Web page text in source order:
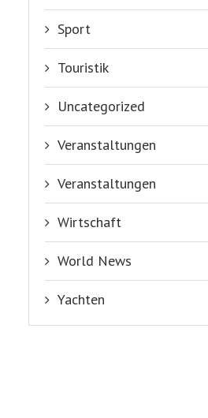
Sport
Touristik
Uncategorized
Veranstaltungen
Veranstaltungen
Wirtschaft
World News
Yachten